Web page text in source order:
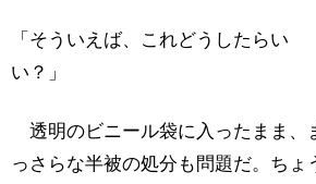
「そういえば、これどうしたらい
い？」
透明のビニール袋に入ったまま、
っさらな半被の処分も問題だ。ちょ